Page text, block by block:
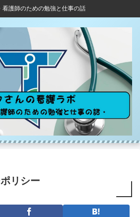
看護師のための勉強と仕事の話
リシー